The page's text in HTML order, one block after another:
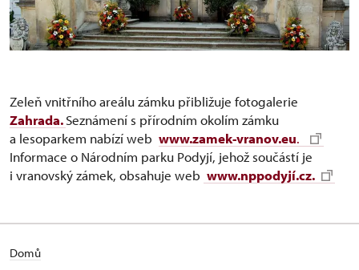
Zeleň vnitřního areálu zámku přibližuje fotogalerie
Zahrada.Seznámení s přírodním okolím zámku
a lesoparkem nabízí web www.zamek-vranov.eu.
Informace o Národním parku Podyjí, jehož součástí je
i vranovský zámek, obsahuje web www.nppodyjí.cz.
Domů